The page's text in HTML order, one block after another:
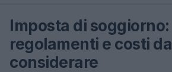
Cerca
Imposta di soggiorno:
regolamenti e costi da
considerare